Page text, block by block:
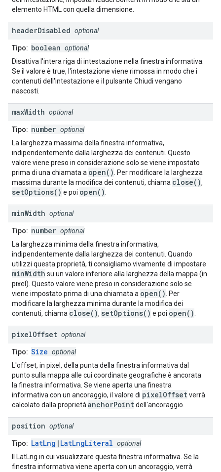
elemento HTML con quella dimensione.
headerDisabled optional
Tipo: boolean optional
Disattiva l'intera riga di intestazione nella finestra informativa.
Se il valore è true, l'intestazione viene rimossa in modo che i
contenuti dell'intestazione e il pulsante Chiudi vengano
nascosti.
maxWidth optional
Tipo: number optional
La larghezza massima della finestra informativa,
indipendentemente dalla larghezza dei contenuti. Questo
valore viene preso in considerazione solo se viene impostato
prima di una chiamata a open(). Per modificare la larghezza
massima durante la modifica dei contenuti, chiama close(),
setOptions() e poi open().
minWidth optional
Tipo: number optional
La larghezza minima della finestra informativa,
indipendentemente dalla larghezza dei contenuti. Quando
utilizzi questa proprietà, ti consigliamo vivamente di impostare
minWidth su un valore inferiore alla larghezza della mappa (in
pixel). Questo valore viene preso in considerazione solo se
viene impostato prima di una chiamata a open(). Per
modificare la larghezza minima durante la modifica dei
contenuti, chiama close(), setOptions() e poi open().
pixelOffset optional
Tipo: Size optional
L'offset, in pixel, della punta della finestra informativa dal
punto sulla mappa alle cui coordinate geografiche è ancorata
la finestra informativa. Se viene aperta una finestra
informativa con un ancoraggio, il valore di pixelOffsetverrà
calcolato dalla proprietàanchorPointdell'ancoraggio.
position optional
Tipo: LatLng | LatLngLiteral optional
Il LatLng in cui visualizzare questa finestra informativa. Se la
finestra informativa viene aperta con un ancoraggio, verrà